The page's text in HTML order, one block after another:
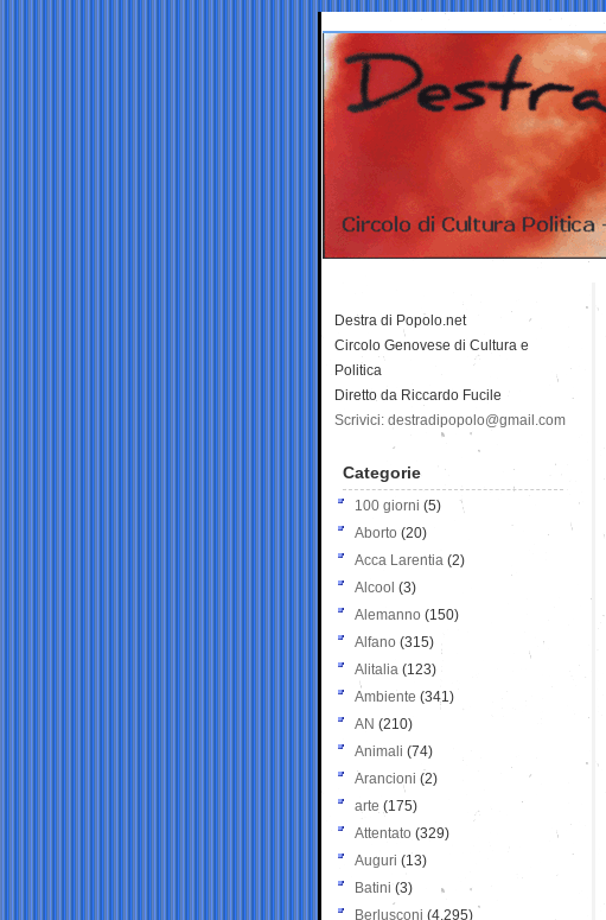
Destra di Popolo.net
Circolo Genovese di Cultura e
Politica
Diretto da Riccardo Fucile
Scrivici: destradipopolo@gmail.com
Categorie
100 giorni (5)
Aborto (20)
Acca Larentia (2)
Alcool (3)
Alemanno (150)
Alfano (315)
Alitalia (123)
Ambiente (341)
AN (210)
Animali (74)
Arancioni (2)
arte (175)
Attentato (329)
Auguri (13)
Batini (3)
Berlusconi (4.295)